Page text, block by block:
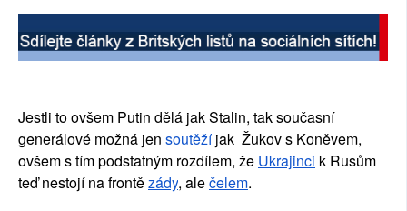
Jestli to ovšem Putin dělá jak Stalin, tak současní
generálové možná jen soutěží jak  Žukov s Koněvem,
ovšem s tím podstatným rozdílem, že Ukrajinci k Rusům
teď nestojí na frontězády, alečelem.